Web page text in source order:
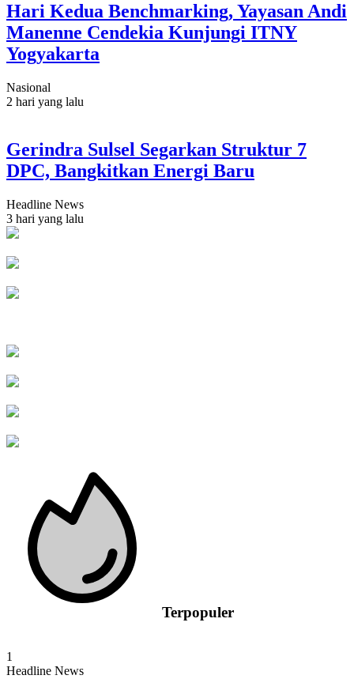
Hari Kedua Benchmarking, Yayasan Andi
Manenne Cendekia Kunjungi ITNY
Yogyakarta
Nasional
2 hari yang lalu
Gerindra Sulsel Segarkan Struktur 7
DPC, Bangkitkan Energi Baru
Headline News
3 hari yang lalu
Terpopuler
1
Headline News